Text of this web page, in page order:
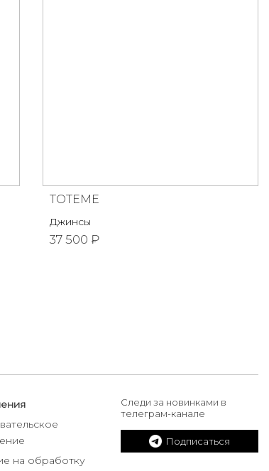
TOTEME
Джинсы
37 500 ₽
на обработку
Следи за новинками в
телеграм-канале
Подписаться